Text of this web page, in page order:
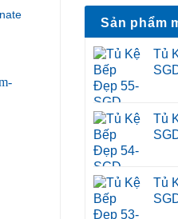
Sản phẩm
Tủ
Tủ
Tủ